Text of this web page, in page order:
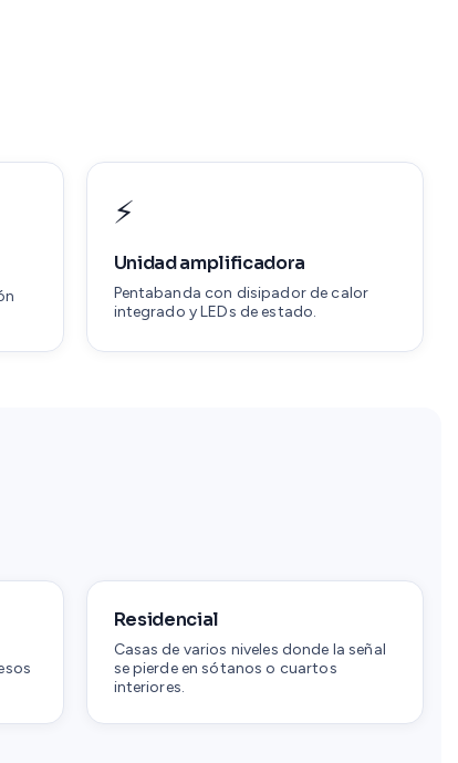
⚡
Unidad amplificadora
Pentabanda con disipador de calor
integrado y LEDs de estado.
Residencial
Casas de varios niveles donde la señal
se pierde en sótanos o cuartos
interiores.